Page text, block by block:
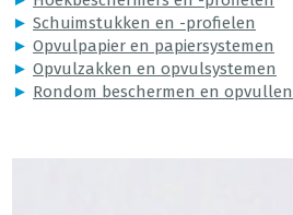
► Schuimstukken en -profielen
► Opvulpapier en papiersystemen
► Opvulzakken en opvulsystemen
► Rondom beschermen en opvullen